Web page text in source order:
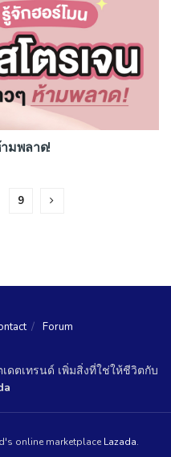
มพลาด!
9
Forum
ดตเทรนด์ เพิ่มสิ่งที่ใช่ให้ชีวิตกับ
online marketplace Lazada.